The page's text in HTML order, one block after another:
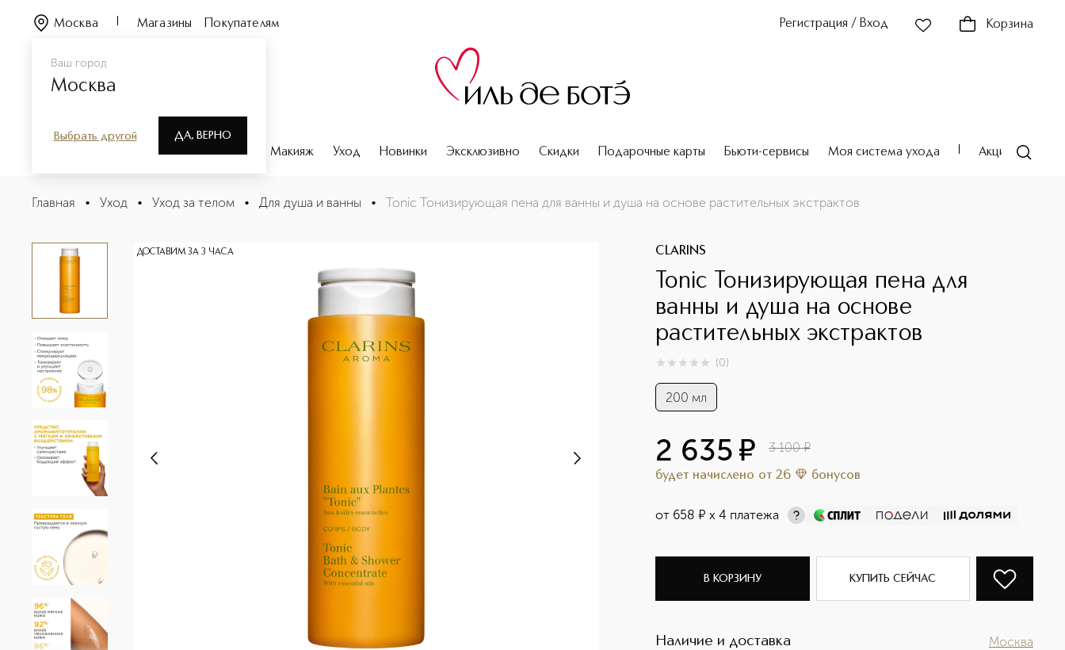
Ваш город
Москва
Выбрать другой ДА, ВЕРНО
Москва Магазины Покупателям Регистрация / Вход Корзина
Парфюмерия Макияж Уход Новинки Эксклюзивно Скидки Подарочные карты Бьюти-сервисы Моя система ухода Акции
Tonic Тонизирующая пена для ванны и душа на основе растительных экстрактов
Описание
Главная • Уход • Уход за телом • Для душа и ванны • Tonic Тонизирующая пена для ванны и душа на основе растительных экстрактов
ДОСТАВИМ ЗА 3 ЧАСА CLARINS
Tonic Тонизирующая пена для
ванны и душа на основе
растительных экстрактов
0из 0 (0)
200 мл
2 635 ¤ 3 100 ¤
будет начислено от 26 бонусов
от 658 ¤ х 4 платежа
В КОРЗИНУ КУПИТЬ СЕЙЧАС
Наличие и доставка Москва